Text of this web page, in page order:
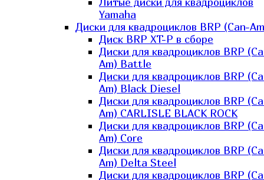
Yamaha
Диски для квадроциклов BRP (Can-
Диск BRP XT-P в сборе
Диски для квадроциклов BRP
Am) Battle
Диски для квадроциклов BRP
Am) Black Diesel
Диски для квадроциклов BRP
Am) CARLISLE BLACK ROCK
Диски для квадроциклов BRP
Am) Core
Диски для квадроциклов BRP
Am) Delta Steel
Диски для квадроциклов BRP